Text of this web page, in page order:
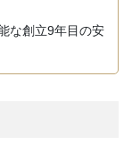
な創立9年目の安